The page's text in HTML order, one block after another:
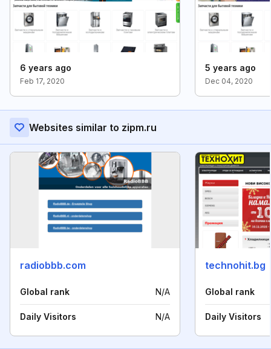
6 years ago
Feb 17, 2020
5 years ago
Dec 04, 2020
Websites similar to zipm.ru
radiobbb.com
Global rank N/A
Daily Visitors N/A
technohit.bg
Global rank
Daily Visitors